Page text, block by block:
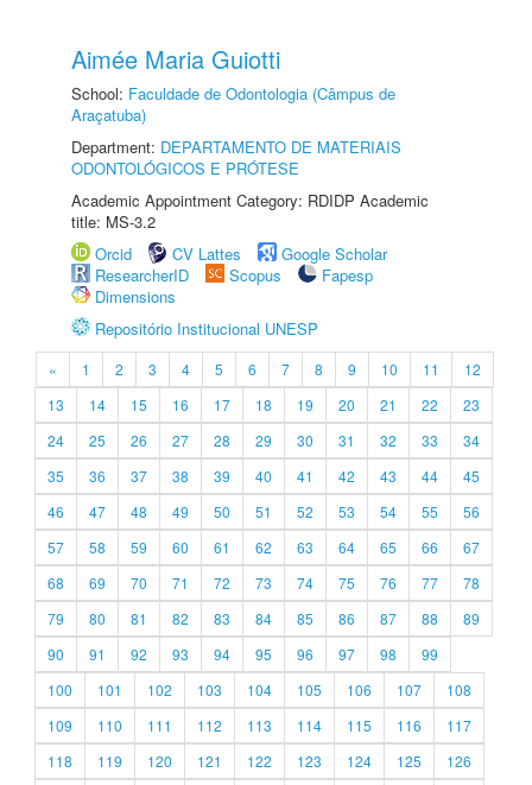
Aimée Maria Guiotti
School: Faculdade de Odontologia (Câmpus de
Araçatuba)
Department: DEPARTAMENTO DE MATERIAIS
ODONTOLÓGICOS E PRÓTESE
Academic Appointment Category: RDIDP Academic
title: MS-3.2
Orcid
CV Lattes
Google Scholar
ResearcherID
Scopus
Fapesp
Dimensions
Repositório Institucional UNESP
« 1 2 3 4 5 6 7 8 9 10 11
12
13
14 15 16 17 18 19 20 21 22
23
24
25 26 27 28 29 30 31 32 33
34
35
36 37 38 39 40 41 42 43 44
45
46
47 48 49 50 51 52 53 54 55
56
57
58 59 60 61 62 63 64 65 66
67
68
69 70 71 72 73 74 75 76 77
78
79
80 81 82 83 84 85 86 87 88
89
90
91 92 93 94 95 96 97 98
99
100
101 102 103 104 105 106 107
108
109
110 111 112 113 114 115 116
117
118
119 120 121 122 123 124 125
126